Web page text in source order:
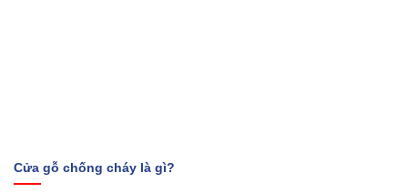
Cửa gỗ chống cháy là gì?